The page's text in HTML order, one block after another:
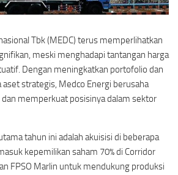
Tbk (MEDC) terus memperlihatkan
meski menghadapi tantangan harga
Dengan meningkatkan portofolio dan
strategis, Medco Energi berusaha
memperkuat posisinya dalam sektor
tahun ini adalah akuisisi di beberapa
kepemilikan saham 70% di Corridor
FPSO Marlin untuk mendukung produksi